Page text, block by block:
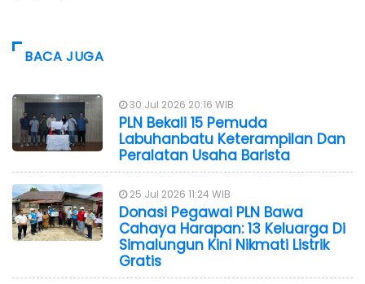
BACA JUGA
30 Jul 2026 20:16 WIB
PLN Bekali 15 Pemuda
Labuhanbatu Keterampilan Dan
Peralatan Usaha Barista
25 Jul 2026 11:24 WIB
Donasi Pegawai PLN Bawa
Cahaya Harapan: 13 Keluarga Di
Simalungun Kini Nikmati Listrik
Gratis